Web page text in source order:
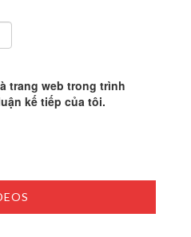
trang web trong trình
kế tiếp của tôi.